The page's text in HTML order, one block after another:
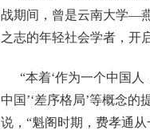
战期间，曾是云南大学—
之志的年轻社会学者，开
“本着‘作为一个中国
中国’‘差序格局’等概念
说，“魁阁时期，费孝通